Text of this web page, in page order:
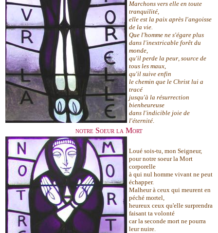
Marchons vers elle en toute
tranquilité
elle est la paix après l'angoisse
de la vie.
Que l'homme ne s'égare plus
dans l'inextricable forêt du
monde
qu'il perde la peur source de
tous les maux
qu'il suive enfin
le chemin que le Christ lui a
tracé
jusqu'à la résurrection
bienheureuse
dans l'indicible joie de
l'éternité
notre Soeur la Mort
Loué sois-tu, mon Seigneur,
pour notre soeur la Mort
corporelle
à qui nul homme vivant ne peut
échapper.
Malheur à ceux qui meurent en
péché mortel,
heureux ceux qu'elle surprendra
faisant ta volonté
car la seconde mort ne pourra
leur nuire.